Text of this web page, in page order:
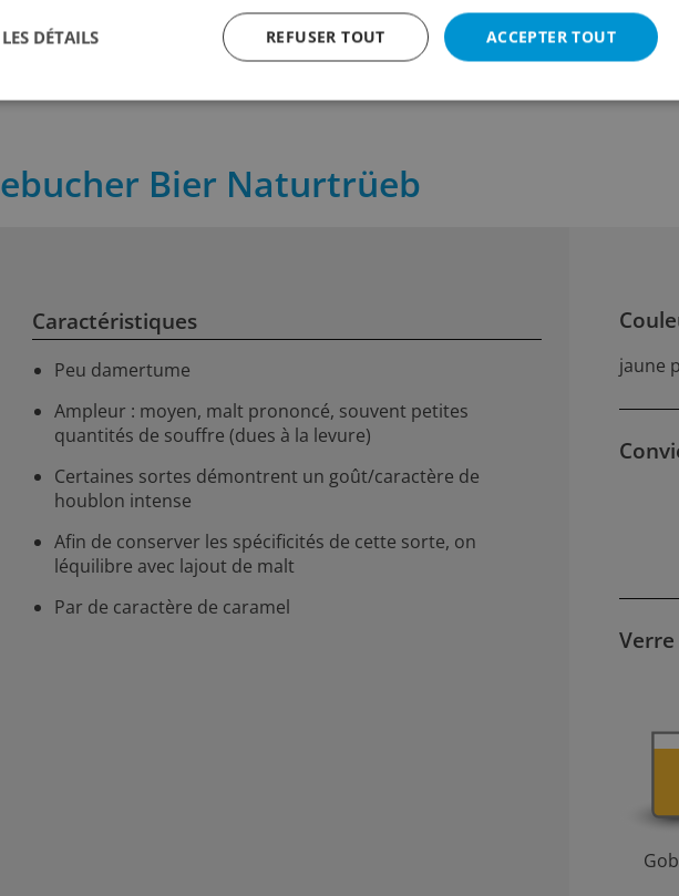
35 clContenu: 50 clContenu:
Bier Naturtrüeb
Caractéristiques
Peu damertume
Ampleur : moyen, malt prononcé, souvent petites
quantités de souffre (dues à la levure)
Certaines sortes démontrent un goût/caractère de
houblon intense
Afin de conserver les spécificités de cette sorte, on
léquilibre avec lajout de malt
Par de caractère de caramel
jaune
ACCEPTER TOUT
REFUSER TOUT
DÉTAILS